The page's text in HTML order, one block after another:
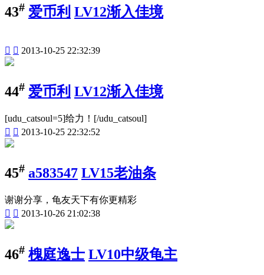
43# 爱币利 LV12渐入佳境
  2013-10-25 22:32:39
44# 爱币利 LV12渐入佳境
[udu_catsoul=5]给力！[/udu_catsoul]
  2013-10-25 22:32:52
45# a583547 LV15老油条
谢谢分享，龟友天下有你更精彩
  2013-10-26 21:02:38
46# 槐庭逸士 LV10中级龟主